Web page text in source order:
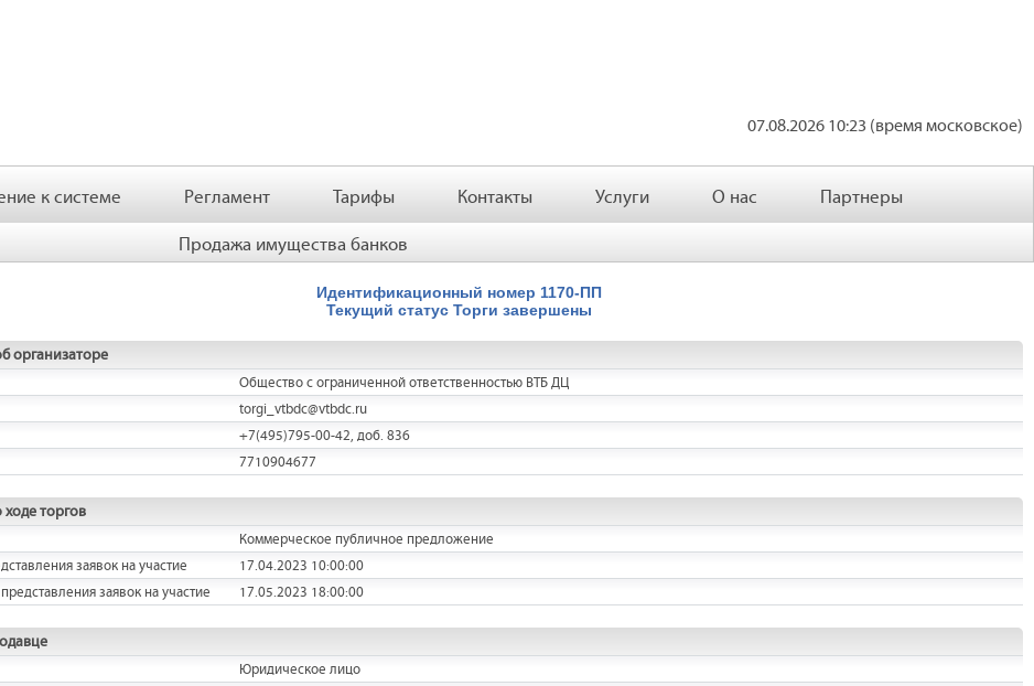
07.08.2026 10:23 (время московское)
к системе Регламент Тарифы Контакты Услуги О нас Партнеры
Продажа имущества банков
Идентификационный номер 1170-ПП
Текущий статус Торги завершены
организаторе
Общество с ограниченной ответственностью ВТБ ДЦ
torgi_vtbdc@vtbdc.ru
+7(495)795-00-42, доб. 836
7710904677
торгов
Коммерческое публичное предложение
заявок на участие
17.04.2023 10:00:00
заявок на участие
17.05.2023 18:00:00
Юридическое лицо